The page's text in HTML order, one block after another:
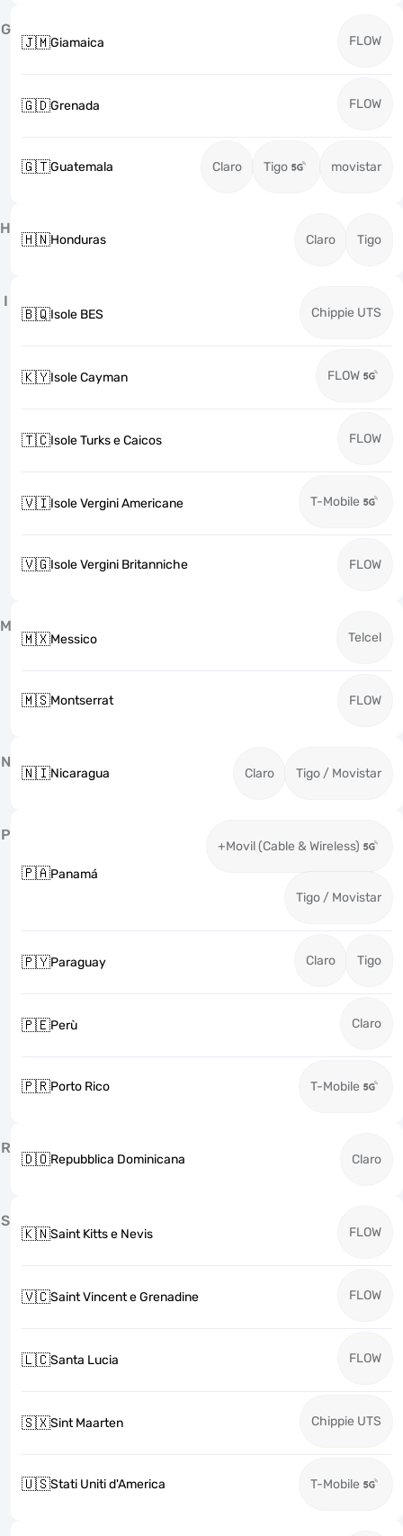
G
🇯🇲Giamaica FLOW
🇬🇩Grenada FLOW
🇬🇹Guatemala Claro Tigo movistar
H
🇭🇳Honduras Claro Tigo
I
🇧🇶Isole BES Chippie UTS
🇰🇾Isole Cayman FLOW
🇹🇨Isole Turks e Caicos FLOW
🇻🇮Isole Vergini Americane T-Mobile
🇻🇬Isole Vergini Britanniche FLOW
M
🇲🇽Messico Telcel
🇲🇸Montserrat FLOW
N
🇳🇮Nicaragua Claro Tigo / Movistar
P
🇵🇦Panamá
+Movil (Cable & Wireless)
Tigo / Movistar
🇵🇾Paraguay Claro Tigo
🇵🇪Perù Claro
🇵🇷Porto Rico T-Mobile
R
🇩🇴Repubblica Dominicana Claro
S
🇰🇳Saint Kitts e Nevis FLOW
🇻🇨Saint Vincent e Grenadine FLOW
🇱🇨Santa Lucia FLOW
🇸🇽Sint Maarten Chippie UTS
🇺🇸Stati Uniti d'America T-Mobile